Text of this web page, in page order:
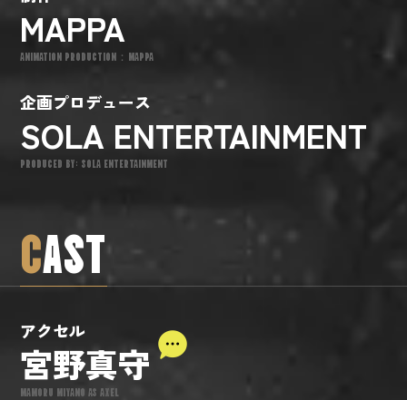
MAPPA
ANIMATION PRODUCTION：MAPPA
企画プロデュース
SOLA ENTERTAINMENT
PRODUCED BY: SOLA ENTERTAINMENT
CAST
アクセル
宮野真守
MAMORU MIYANO AS AXEL